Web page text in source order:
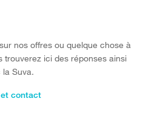
nos offres ou quelque chose à
trouverez ici des réponses ainsi
la Suva.
et contact